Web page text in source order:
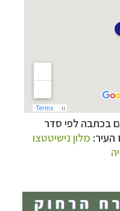
בכתבה לפי סדר
העיר: מלון נישיטטצו
לחצו לרשימת יעדים »
הצרפתיתלחצו לפרטים »
וניו זילנד לחצו לרשימת